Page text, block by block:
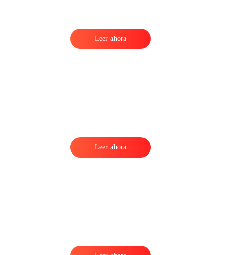
Leer ahora
Leer ahora